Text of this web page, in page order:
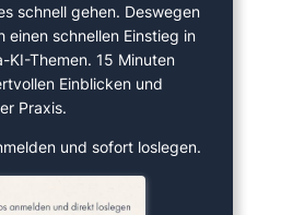
schnell gehen. Deswegen
einen schnellen Einstieg in
Themen. 15 Minuten
Einblicken und
Praxis.
und sofort loslegen.